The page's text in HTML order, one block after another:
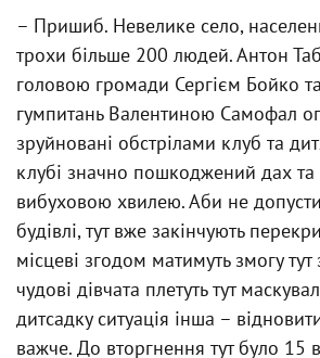
– Пришиб. Невелике село,
трохи більше 200 людей. Антон
головою громади Сергієм Бойко
гумпитань Валентиною Самофал
зруйновані обстрілами клуб та
клубі значно пошкоджений дах та
вибуховою хвилею. Аби не
будівлі, тут вже закінчують
місцеві згодом матимуть змогу
чудові дівчата плетуть тут
дитсадку ситуація інша –
важче. До вторгнення тут було 15